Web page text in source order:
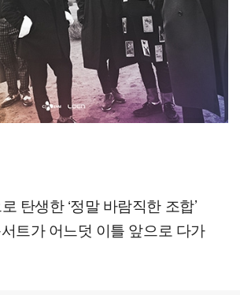
탄생한 ‘정말 바람직한 조합’
트가 어느덧 이틀 앞으로 다가